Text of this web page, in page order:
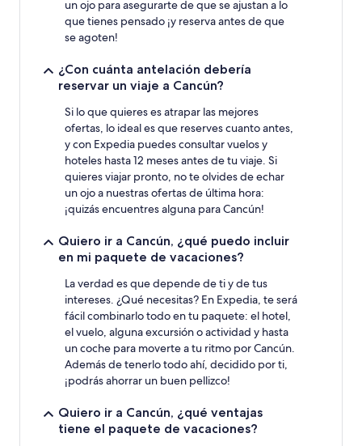
un ojo para asegurarte de que se ajustan a lo
que tienes pensado ¡y reserva antes de que
se agoten!
¿Con cuánta antelación debería
reservar un viaje a Cancún?
Si lo que quieres es atrapar las mejores
ofertas, lo ideal es que reserves cuanto antes,
y con Expedia puedes consultar vuelos y
hoteles hasta 12 meses antes de tu viaje. Si
quieres viajar pronto, no te olvides de echar
un ojo a nuestras ofertas de última hora:
¡quizás encuentres alguna para Cancún!
Quiero ir a Cancún, ¿qué puedo incluir
en mi paquete de vacaciones?
La verdad es que depende de ti y de tus
intereses. ¿Qué necesitas? En Expedia, te será
fácil combinarlo todo en tu paquete: el hotel,
el vuelo, alguna excursión o actividad y hasta
un coche para moverte a tu ritmo por Cancún.
Además de tenerlo todo ahí, decidido por ti,
¡podrás ahorrar un buen pellizco!
Quiero ir a Cancún, ¿qué ventajas
tiene el paquete de vacaciones?